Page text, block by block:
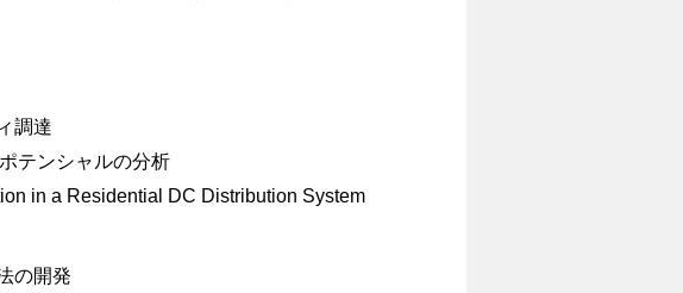
調達
テンシャルの分析
in a Residential DC Distribution System
の開発